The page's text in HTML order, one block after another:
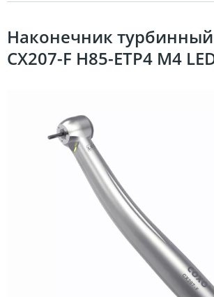
Наконечник турбинный
CX207-F H85-ETP4 M4